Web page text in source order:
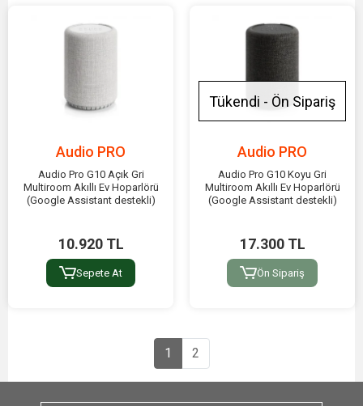
Audio PRO
Audio Pro G10 Açık Gri
Multiroom Akıllı Ev Hoparlörü
(Google Assistant destekli)
10.920 TL
Sepete At
Tükendi - Ön Sipariş
Audio PRO
Audio Pro G10 Koyu Gri
Multiroom Akıllı Ev Hoparlörü
(Google Assistant destekli)
17.300 TL
Ön Sipariş
1 2